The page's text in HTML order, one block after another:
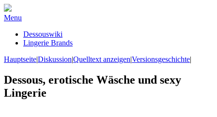
Menu
Dessouswiki
Lingerie Brands
Hauptseite|Diskussion|Quelltext anzeigen|Versionsgeschichte|
Dessous, erotische Wäsche und sexy
Lingerie